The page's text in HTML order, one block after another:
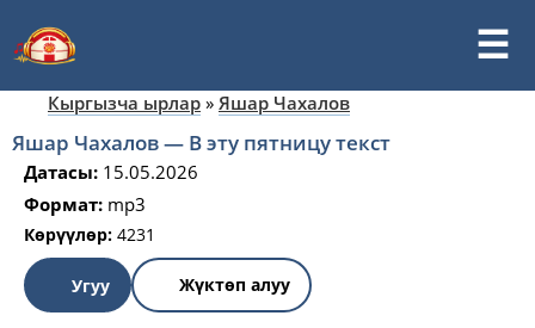
Кыргызча ырлар » Яшар Чахалов
Яшар Чахалов — В эту пятницу текст
Датасы: 15.05.2026
Формат: mp3
Көрүүлөр: 4231
Угуу Жүктөп алуу